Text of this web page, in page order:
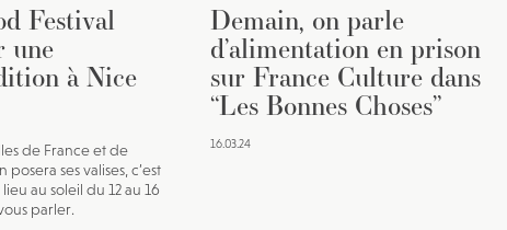
Festival
une
à Nice
de France et de
posera ses valises, c’est
au soleil du 12 au 16
parler.
Demain, on parle
d’alimentation en prison
sur France Culture dans
“Les Bonnes Choses”
16.03.24